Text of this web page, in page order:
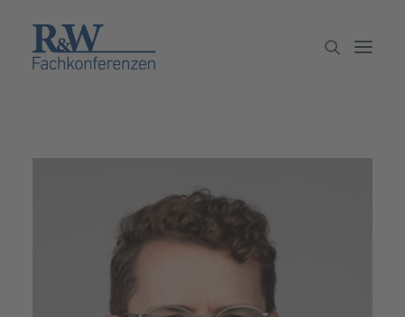
Newsletter
Archiv